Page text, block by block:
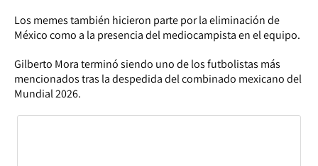
Los memes también hicieron parte por la eliminación de
México como a la presencia del mediocampista en el equipo.
Gilberto Mora terminó siendo uno de los futbolistas más
mencionados tras la despedida del combinado mexicano del
Mundial 2026.